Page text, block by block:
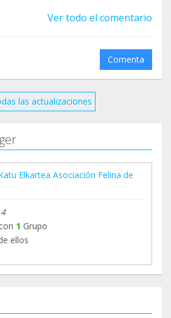
).
Ver todo el comentario
Comenta
las actualizaciones
Elkartea Asociación Felina de
1 Grupo
ellos